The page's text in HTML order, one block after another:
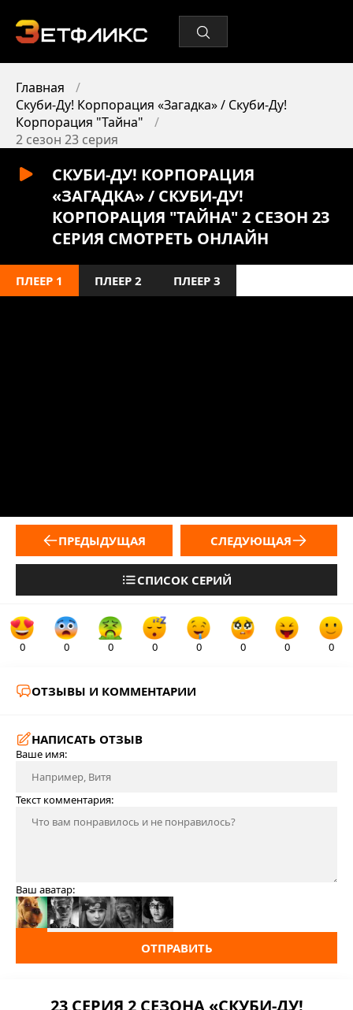
Главная
Скуби-Ду! Корпорация «Загадка» / Скуби-Ду!
Корпорация "Тайна"
2 сезон 23 серия
СКУБИ-ДУ! КОРПОРАЦИЯ
«ЗАГАДКА» / СКУБИ-ДУ!
КОРПОРАЦИЯ "ТАЙНА" 2 СЕЗОН 23
СЕРИЯ СМОТРЕТЬ ОНЛАЙН
ПЛЕЕР 1 ПЛЕЕР 2 ПЛЕЕР 3
ПРЕДЫДУЩАЯ
СПИСОК СЕРИЙ
СЛЕДУЮЩАЯ
0 0 0 0 0 0 0 0
ОТЗЫВЫ И КОММЕНТАРИИ
НАПИСАТЬ ОТЗЫВ
Ваше имя:
Текст комментария:
Ваш аватар:
ОТПРАВИТЬ
23 СЕРИЯ 2 СЕЗОНА «СКУБИ-ДУ!